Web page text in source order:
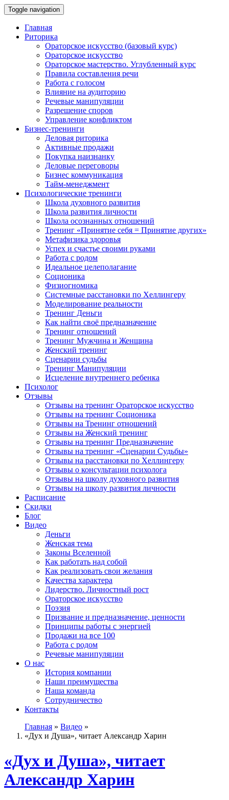
Toggle navigation
Главная
Риторика
Ораторское искусство (базовый курс)
Ораторское искусство
Ораторское мастерство. Углубленный курс
Правила составления речи
Работа с голосом
Влияние на аудиторию
Речевые манипуляции
Разрешение споров
Управление конфликтом
Бизнес-тренинги
Деловая риторика
Активные продажи
Покупка наизнанку
Деловые переговоры
Бизнес коммуникация
Тайм-менеджмент
Психологические тренинги
Школа духовного развития
Школа развития личности
Школа осознанных отношений
Тренинг «Принятие себя = Принятие других»
Метафизика здоровья
Успех и счастье своими руками
Работа с родом
Идеальное целеполагание
Соционика
Физиогномика
Системные расстановки по Хеллингеру
Моделирование реальности
Тренинг Деньги
Как найти своё предназначение
Тренинг отношений
Тренинг Мужчина и Женщина
Женский тренинг
Сценарии судьбы
Тренинг Манипуляции
Исцеление внутреннего ребенка
Психолог
Отзывы
Отзывы на тренинг Ораторское искусство
Отзывы на тренинг Соционика
Отзывы на Тренинг отношений
Отзывы на Женский тренинг
Отзывы на тренинг Предназначение
Отзывы на тренинг «Сценарии Судьбы»
Отзывы на расстановки по Хеллингеру
Отзывы о консультации психолога
Отзывы на школу духовного развития
Отзывы на школу развития личности
Расписание
Скидки
Блог
Видео
Деньги
Женская тема
Законы Вселенной
Как работать над собой
Как реализовать свои желания
Качества характера
Лидерство. Личностный рост
Ораторское искусство
Поэзия
Призвание и предназначение, ценности
Принципы работы с энергией
Продажи на все 100
Работа с родом
Речевые манипуляции
О нас
История компании
Наши преимущества
Наша команда
Сотрудничество
Контакты
Главная » Видео »
«Дух и Душа», читает Александр Харин
«Дух и Душа», читает
Александр Харин